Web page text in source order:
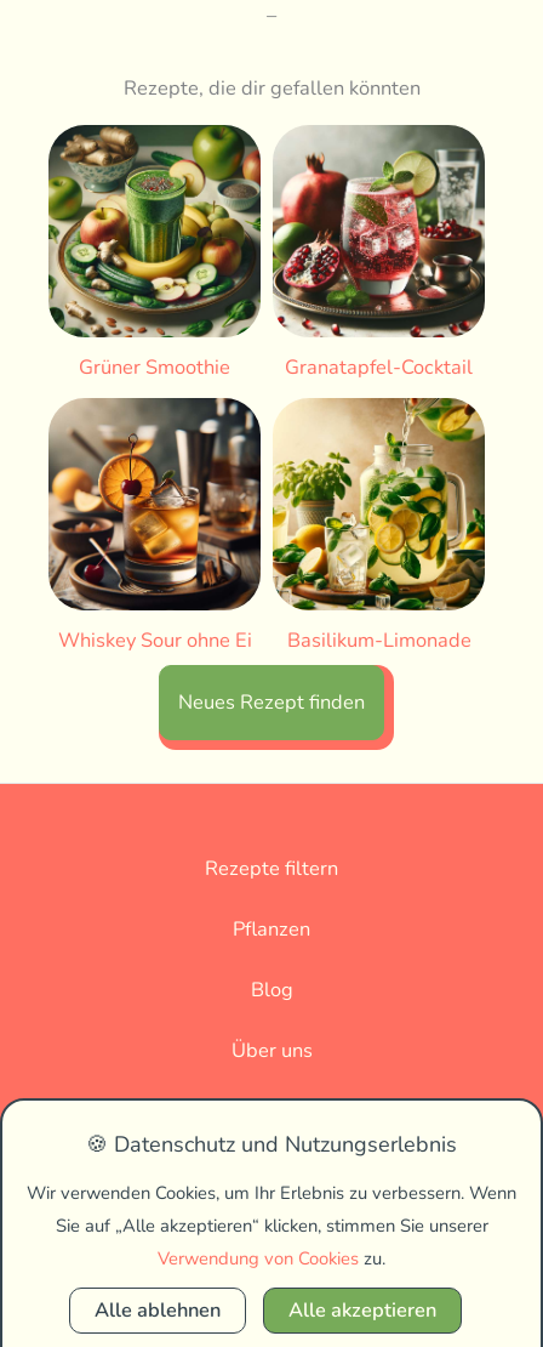
🍪 Datenschutz und Nutzungserlebnis
Wir verwenden Cookies, um Ihr Erlebnis zu verbessern. Wenn
Sie auf „Alle akzeptieren“ klicken, stimmen Sie unserer
Verwendung von Cookies zu.
Alle ablehnen Alle akzeptieren
–
Rezepte, die dir gefallen könnten
Grüner Smoothie Granatapfel-Cocktail
Whiskey Sour ohne Ei Basilikum-Limonade
Neues Rezept finden
Rezepte filtern
Pflanzen
Blog
Über uns
Copyright © 2026 Vegan Biss